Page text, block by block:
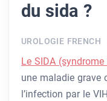
du sida ?
UROLOGIE FRENCH
Le SIDA
une maladie grave
l’infection par le